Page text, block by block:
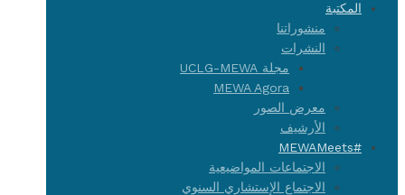
المكتبة
منشوراتنا
النشرات
مجلة UCLG-MEWA
MEWA Agora
معرض الصور
الأرشيف
#MEWAMeets
الاجتماعات المواضيعية
الاجتماع الإستشاري السنوي